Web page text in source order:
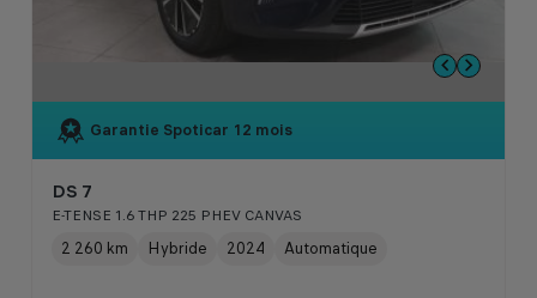
Garantie Spoticar 12 mois
DS 7
E-TENSE 1.6 THP 225 PHEV CANVAS
2 260 km Hybride 2024 Automatique